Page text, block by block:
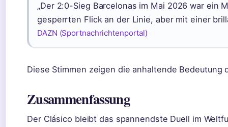
„Der 2:0-Sieg Barcelonas im Mai 2026 war ein
gesperrten Flick an der Linie, aber mit einer
DAZN (Sportnachrichtenportal)
Diese Stimmen zeigen die anhaltende Bedeutung
Zusammenfassung
Der Clásico bleibt das spannendste Duell im